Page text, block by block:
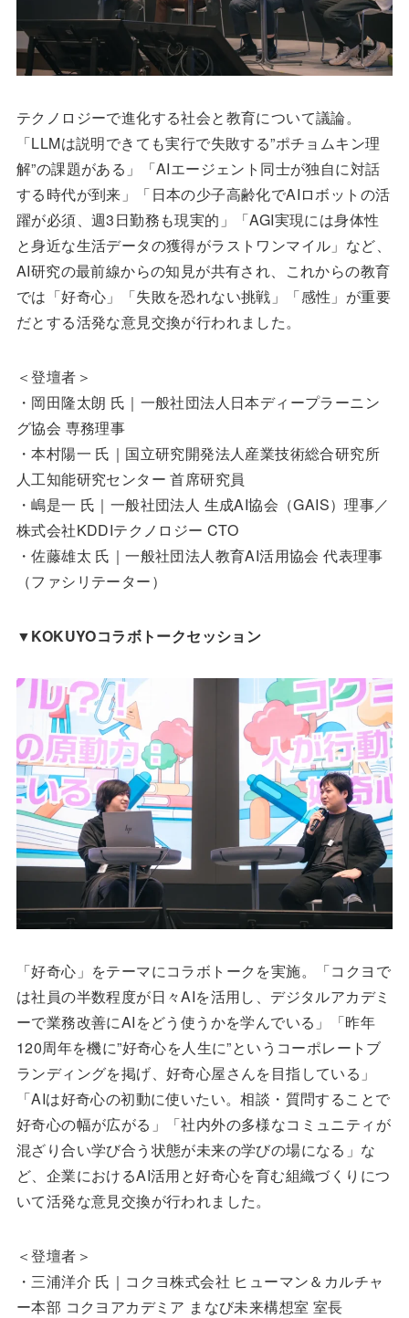
テクノロジーで進化する社会と教育について議論。
「LLMは説明できても実行で失敗する”ポチョムキン理
解”の課題がある」「AIエージェント同士が独自に対話
する時代が到来」「日本の少子高齢化でAIロボットの活
躍が必須、週3日勤務も現実的」「AGI実現には身体性
と身近な生活データの獲得がラストワンマイル」など、
AI研究の最前線からの知見が共有され、これからの教育
では「好奇心」「失敗を恐れない挑戦」「感性」が重要
だとする活発な意見交換が行われました。
＜登壇者＞
・岡田隆太朗 氏｜一般社団法人日本ディープラーニン
グ協会 専務理事
・本村陽一 氏｜国立研究開発法人産業技術総合研究所
人工知能研究センター 首席研究員
・嶋是一 氏｜一般社団法人 生成AI協会（GAIS）理事／
株式会社KDDIテクノロジー CTO
・佐藤雄太 氏｜一般社団法人教育AI活用協会 代表理事
（ファシリテーター）
▼KOKUYOコラボトークセッション
「好奇心」をテーマにコラボトークを実施。「コクヨで
は社員の半数程度が日々AIを活用し、デジタルアカデミ
ーで業務改善にAIをどう使うかを学んでいる」「昨年
120周年を機に”好奇心を人生に”というコーポレートブ
ランディングを掲げ、好奇心屋さんを目指している」
「AIは好奇心の初動に使いたい。相談・質問することで
好奇心の幅が広がる」「社内外の多様なコミュニティが
混ざり合い学び合う状態が未来の学びの場になる」な
ど、企業におけるAI活用と好奇心を育む組織づくりにつ
いて活発な意見交換が行われました。
＜登壇者＞
・三浦洋介 氏｜コクヨ株式会社 ヒューマン＆カルチャ
ー本部 コクヨアカデミア まなび未来構想室 室長